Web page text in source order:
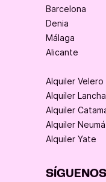
Barcelona
Denia
Málaga
Alicante
Alquiler Velero
Alquiler Lancha
Alquiler
Alquiler
Alquiler Yate
SÍGUENOS